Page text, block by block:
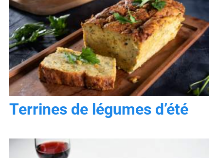
Terrines de légumes d’été